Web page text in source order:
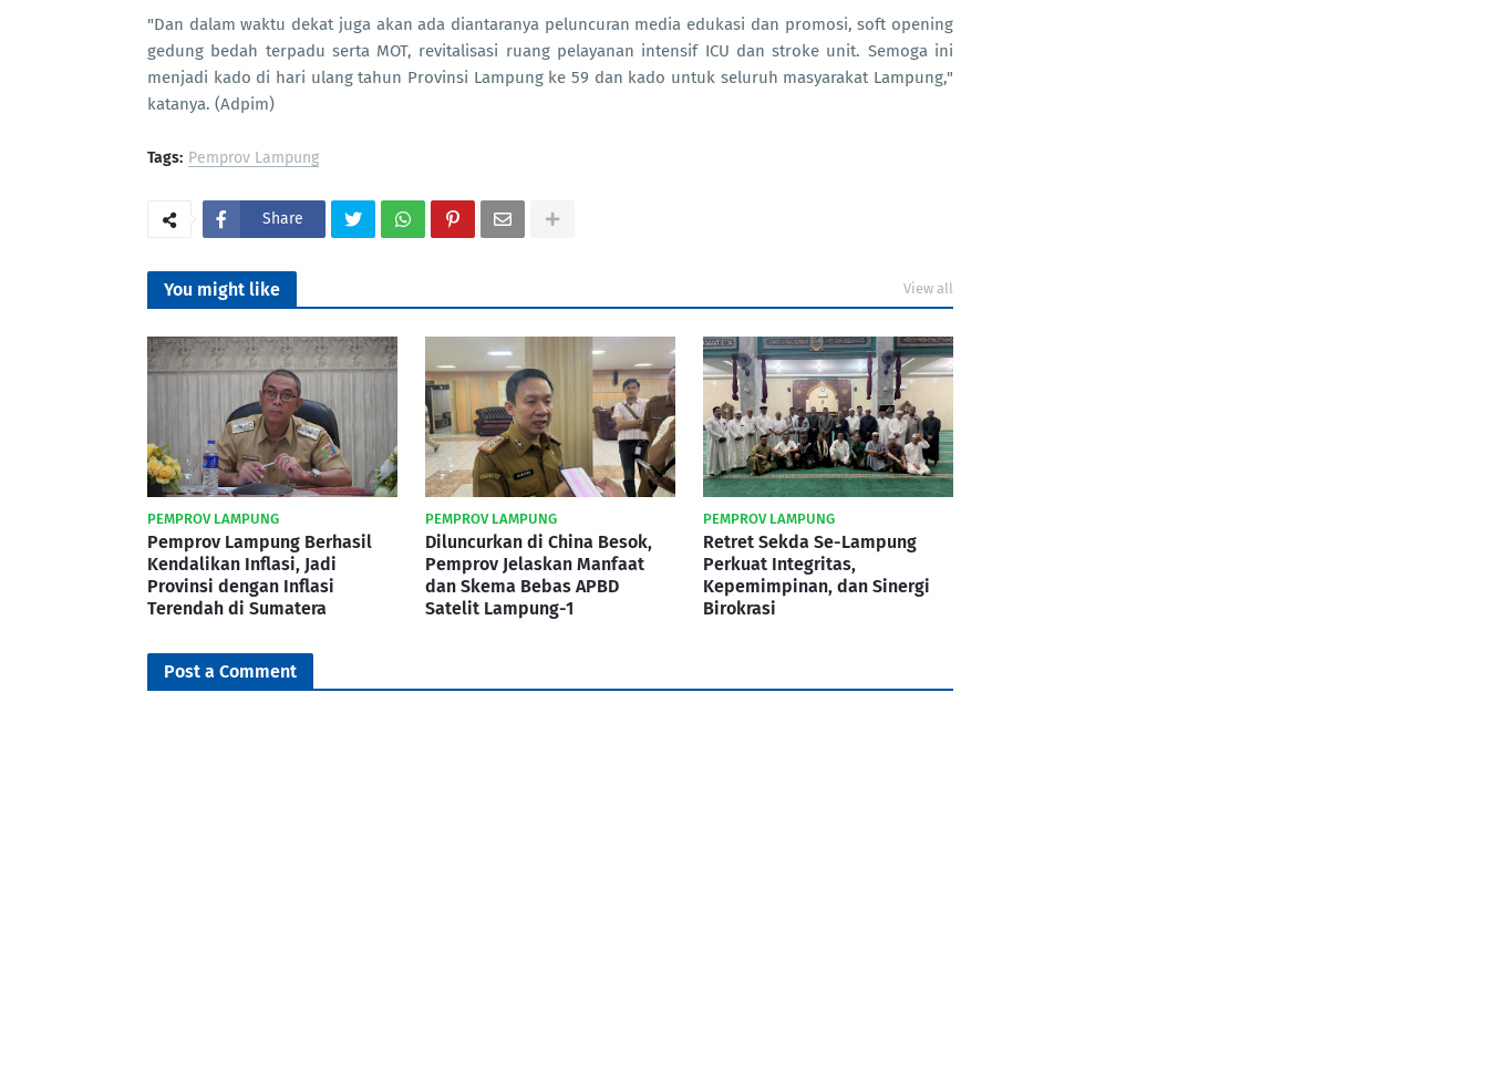
"Dan dalam waktu dekat juga akan ada diantaranya peluncuran media edukasi dan promosi, soft opening
gedung bedah terpadu serta MOT, revitalisasi ruang pelayanan intensif ICU dan stroke unit. Semoga ini
menjadi kado di hari ulang tahun Provinsi Lampung ke 59 dan kado untuk seluruh masyarakat Lampung,"
katanya. (Adpim)
Tags: Pemprov Lampung
Share
You might like View all
PEMPROV LAMPUNG
Pemprov Lampung Berhasil
Kendalikan Inflasi, Jadi
Provinsi dengan Inflasi
Terendah di Sumatera
PEMPROV LAMPUNG
Diluncurkan di China Besok,
Pemprov Jelaskan Manfaat
dan Skema Bebas APBD
Satelit Lampung-1
PEMPROV LAMPUNG
Retret Sekda Se-Lampung
Perkuat Integritas,
Kepemimpinan, dan Sinergi
Birokrasi
Post a Comment